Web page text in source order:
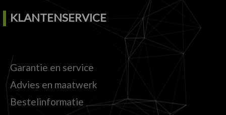
KLANTENSERVICE
Garantie en service
Advies en maatwerk
Bestelinformatie